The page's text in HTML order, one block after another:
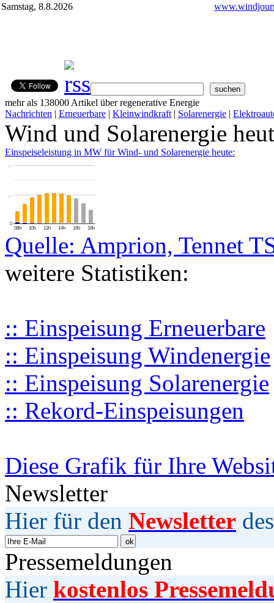
Samstag, 8.8.2026
mehr als 138000 Artikel über regenerative Energie
Nachrichten | Erneuerbare | Kleinwindkraft | Solarenergie |
Wind und Solarenergie
Einspeiseleistung in MW für Wind- und Solarenergie heute:
08h 10h 12h 14h 16h 18h
0
…
…
Quelle: Amprion, Tennet
weitere Statistiken:
:: Einspeisung Erneuerbare
:: Einspeisung Windenergie
:: Einspeisung Solarenergie
:: Rekord-Einspeisungen
Diese Grafik für Ihre
Newsletter
Hier für den Newsletter
Pressemeldungen
Hier kostenlos